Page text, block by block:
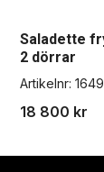
Saladette
2 dörrar
Artikelnr:
18 800 kr